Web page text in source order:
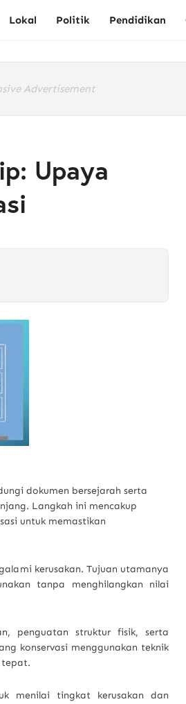
Lokal Politik Pendidikan
Advertisement
Upaya
dokumen bersejarah serta
Langkah ini mencakup
untuk memastikan
kerusakan. Tujuan utamanya
tanpa menghilangkan nilai
penguatan struktur fisik, serta
konservasi menggunakan teknik
tepat.
menilai tingkat kerusakan dan